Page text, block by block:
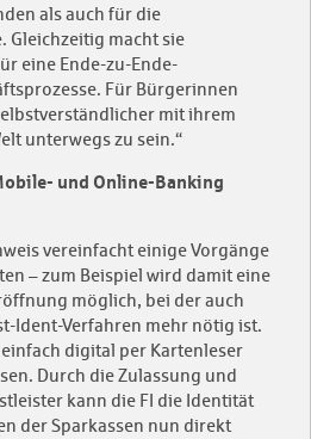
als auch für die
Gleichzeitig macht sie
eine Ende-zu-Ende-
Für Bürgerinnen
mit ihrem
unterwegs zu sein.“
und Online-Banking
vereinfacht einige Vorgänge
– zum Beispiel wird damit eine
möglich, bei der auch
Ident-Verfahren mehr nötig ist.
digital per Kartenleser
Durch die Zulassung und
kann die FI die Identität
der Sparkassen nun direkt